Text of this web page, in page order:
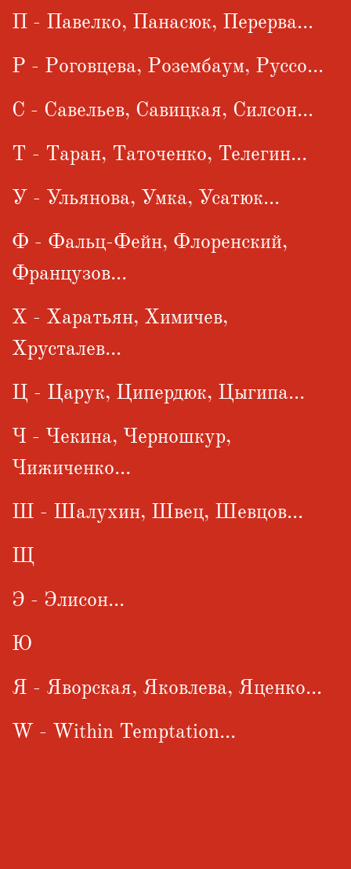
П - Павелко, Панасюк, Перерва...
Р - Роговцева, Розембаум, Руссо...
С - Савельев, Савицкая, Силсон...
Т - Таран, Таточенко, Телегин...
У - Ульянова, Умка, Усатюк...
Ф - Фальц-Фейн, Флоренский,
Французов...
Х - Харатьян, Химичев,
Хрусталев...
Ц - Царук, Ципердюк, Цыгипа...
Ч - Чекина, Черношкур,
Чижиченко...
Ш - Шалухин, Швец, Шевцов...
Щ
Э - Элисон...
Ю
Я - Яворская, Яковлева, Яценко...
W - Within Temptation...